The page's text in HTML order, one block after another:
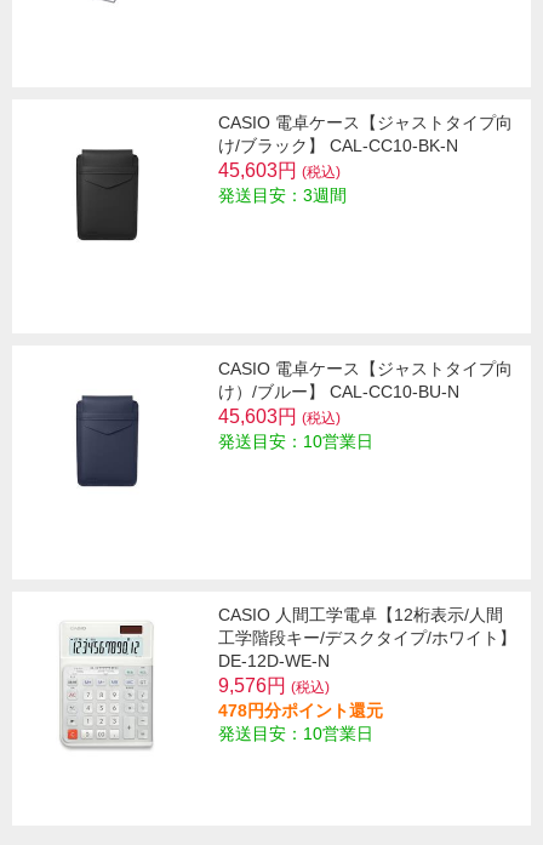
CASIO 電卓ケース【ジャストタイプ向
け/ブラック】 CAL-CC10-BK-N
45,603円 (税込)
発送目安：3週間
CASIO 電卓ケース【ジャストタイプ向
け）/ブルー】 CAL-CC10-BU-N
45,603円 (税込)
発送目安：10営業日
CASIO 人間工学電卓【12桁表示/人間
工学階段キー/デスクタイプ/ホワイト】
DE-12D-WE-N
9,576円 (税込)
478円分ポイント還元
発送目安：10営業日